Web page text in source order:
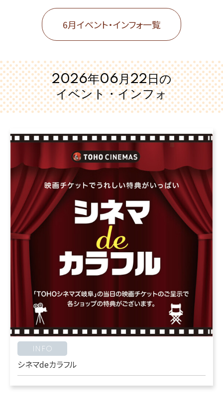
6月イベント・インフォ一覧
2026年06月22日の
イベント・インフォ
INFO
シネマdeカラフル